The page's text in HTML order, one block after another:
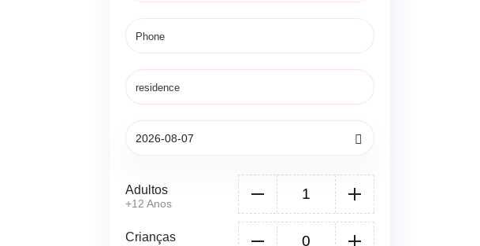
Adultos
+12 Anos
Crianças